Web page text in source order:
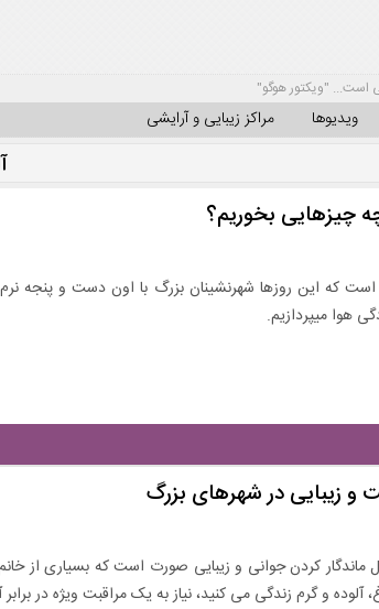
است... "ویکتور هوگو"
ویدیوها مراکز زیبایی و آرایشی
چیز‌هایی بخوریم؟
که این روزها شهرنشینان بزرگ با اون دست و پنجه
هوا میپردازیم.
و زیبایی در شهرهای بزرگ
کردن جوانی و زیبایی صورت است که بسیاری از
آلوده و گرم زندگی می کنید، نیاز به یک مراقبت ویژه در برابر